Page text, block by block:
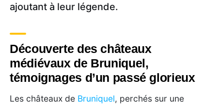
ajoutant à leur légende.
Découverte des châteaux
médiévaux de Bruniquel,
témoignages d’un passé glorieux
Les châteaux de Bruniquel, perchés sur une